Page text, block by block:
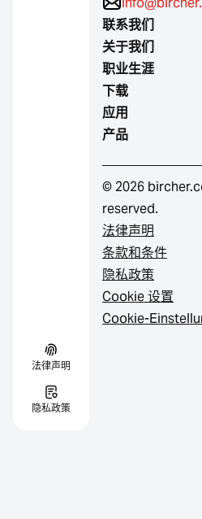
法律声明
隐私政策
联系我们
关于我们
职业生涯
下载
应用
产品
© 2026
reserved.
法律声明
条款和条件
隐私政策
Cookie 设置
Cookie-